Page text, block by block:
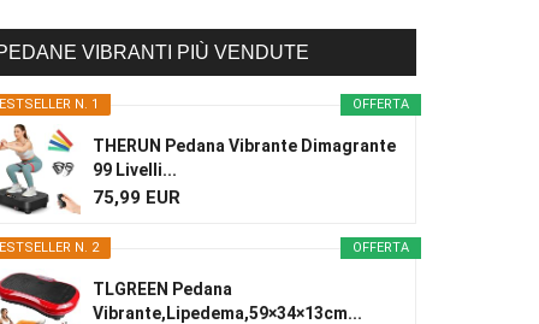
VIBRANTI PIÙ VENDUTE
OFFERTA
N. 1
THERUN Pedana Vibrante Dimagrante
99 Livelli...
75,99 EUR
OFFERTA
N. 2
TLGREEN Pedana
Vibrante,Lipedema,59×34×13cm...